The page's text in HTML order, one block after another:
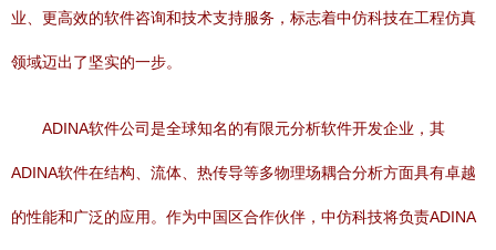
业、更高效的软件咨询和技术支持服务，标志着中仿科技在工程仿真
领域迈出了坚实的一步。
ADINA软件公司是全球知名的有限元分析软件开发企业，其
ADINA软件在结构、流体、热传导等多物理场耦合分析方面具有卓越
的性能和广泛的应用。作为中国区合作伙伴，中仿科技将负责ADINA